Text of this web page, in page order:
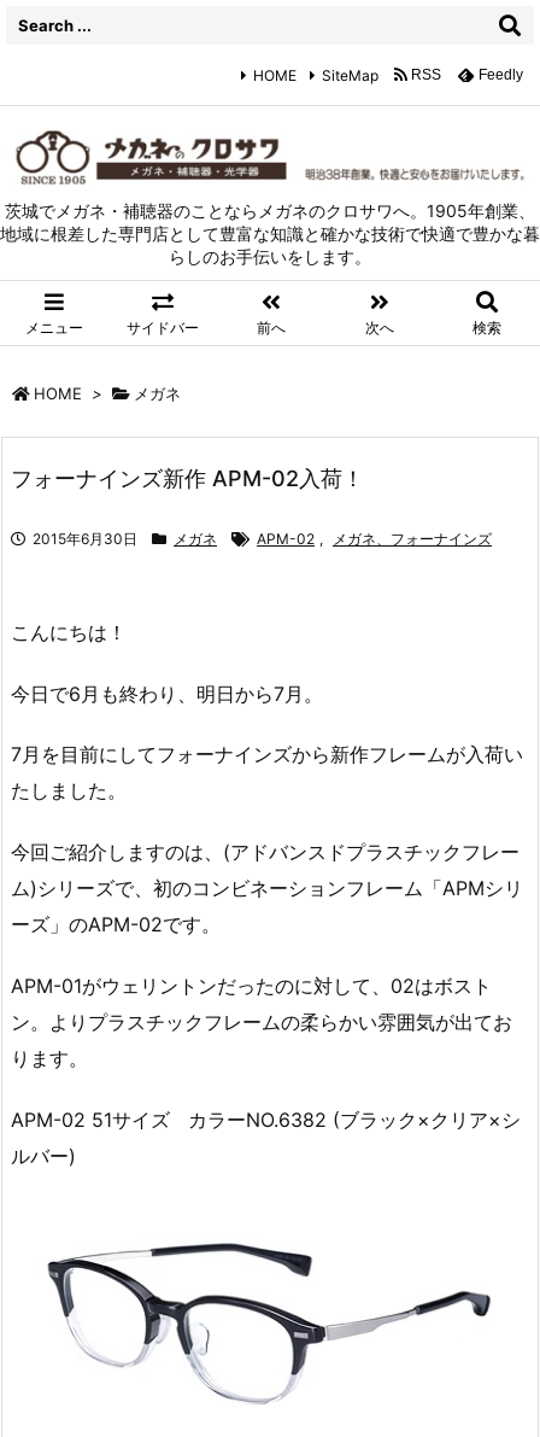
茨城でメガネ・補聴器のことならメガネのクロサワへ。1905年創業、
地域に根差した専門店として豊富な知識と確かな技術で快適で豊かな暮
らしのお手伝いをします。
メニュー サイドバー 前へ 次へ 検索
HOME SiteMap RSS Feedly
HOME > メガネ
フォーナインズ新作 APM-02入荷！
2015年6月30日 メガネ APM-02 , メガネ、フォーナインズ
こんにちは！
今日で6月も終わり、明日から7月。
7月を目前にしてフォーナインズから新作フレームが入荷い
たしました。
今回ご紹介しますのは、(アドバンスドプラスチックフレー
ム)シリーズで、初のコンビネーションフレーム「APMシリ
ーズ」のAPM-02です。
APM-01がウェリントンだったのに対して、02はボスト
ン。よりプラスチックフレームの柔らかい雰囲気が出てお
ります。
APM-02 51サイズ カラーNO.6382 (ブラック×クリア×シ
ルバー)